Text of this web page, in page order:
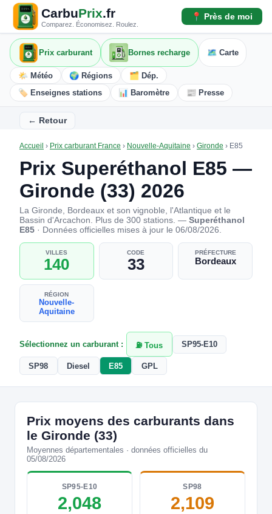
CarbuPrix.fr
Comparez. Économisez. Roulez.
📍 Près de moi
Prix carburant Bornes recharge 🗺️ Carte
🌤️ Météo 🌍 Régions
🗂️ Dép.
🏷️ Enseignes stations
📊 Baromètre 📰 Presse
← Retour
Accueil › Prix carburant France › Nouvelle-Aquitaine › Gironde › E85
Prix Superéthanol E85 —
Gironde (33) 2026
La Gironde, Bordeaux et son vignoble, l'Atlantique et le
Bassin d'Arcachon. Plus de 300 stations. — Superéthanol
E85 · Données officielles mises à jour le 06/08/2026.
VILLES
140
CODE
33
PRÉFECTURE
Bordeaux
RÉGION
Nouvelle-
Aquitaine
Sélectionnez un carburant : ⛽ Tous SP95-E10
SP98 Diesel E85 GPL
Prix moyens des carburants dans
le Gironde (33)
Moyennes départementales · données officielles du
05/08/2026
SP95-E10
2,048
SP98
2,109